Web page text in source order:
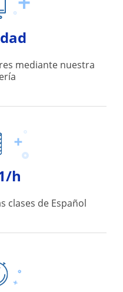
mediante nuestra
h
clases de Español